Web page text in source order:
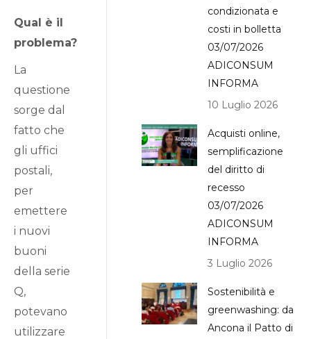
Qual è il
problema?
La
questione
sorge dal
fatto che
gli uffici
postali,
per
emettere
i nuovi
buoni
della serie
Q,
potevano
utilizzare
condizionata e
costi in bolletta
03/07/2026
ADICONSUM
INFORMA
10 Luglio 2026
Acquisti online,
semplificazione
del diritto di
recesso
03/07/2026
ADICONSUM
INFORMA
3 Luglio 2026
Sostenibilità e
greenwashing: da
Ancona il Patto di